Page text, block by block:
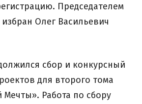
Председателем
Олег Васильевич
сбор и конкурсный
для второго тома
Мечты». Работа по сбору